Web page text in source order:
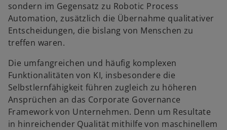
sondern im Gegensatz zu Robotic Process
Automation, zusätzlich die Übernahme qualitativer
Entscheidungen, die bislang von Menschen zu
treffen waren.
Die umfangreichen und häufig komplexen
Funktionalitäten von KI, insbesondere die
Selbstlernfähigkeit führen zugleich zu höheren
Ansprüchen an das Corporate Governance
Framework von Unternehmen. Denn um Resultate
in hinreichender Qualität mithilfe von maschinellem